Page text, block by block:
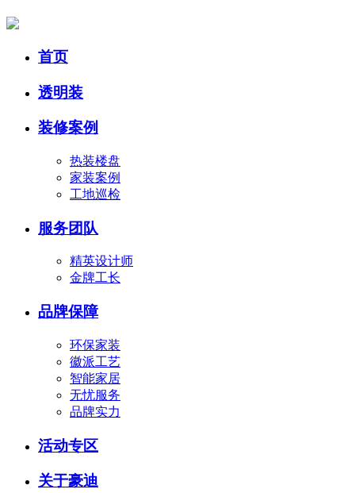
首页
透明装
装修案例
热装楼盘
家装案例
工地巡检
服务团队
精英设计师
金牌工长
品牌保障
环保家装
徽派工艺
智能家居
无忧服务
品牌实力
活动专区
关于豪迪